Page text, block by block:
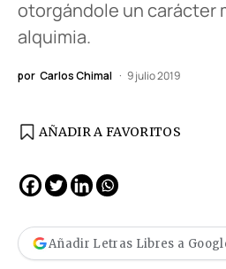
otorgándole un carácter
alquimia.
por Carlos Chimal 9 julio 2019
AÑADIR A FAVORITOS
Añadir Letras Libres a